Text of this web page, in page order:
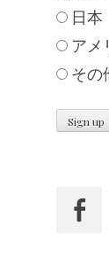
日本
アメ
その